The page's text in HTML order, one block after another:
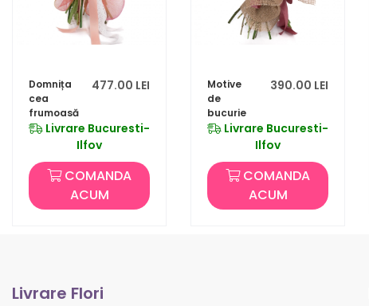
477.00 LEI
Domnița
cea
frumoasă
Livrare Bucuresti-
Ilfov
COMANDA
ACUM
390.00 LEI
Motive
de
bucurie
Livrare Bucuresti-
Ilfov
COMANDA
ACUM
Livrare Flori